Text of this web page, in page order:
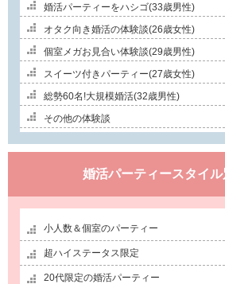
婚活パーティーをハシゴ(33歳男性)
オタク向き婚活の体験談(26歳女性)
個室メガお見合い体験談(29歳男性)
スイーツ付きパーティー(27歳女性)
総勢60名!大規模婚活(32歳男性)
その他の体験談
婚活パーティースタイ
小人数＆個室のパーティー
超ハイステータス限定
20代限定の婚活パーティー